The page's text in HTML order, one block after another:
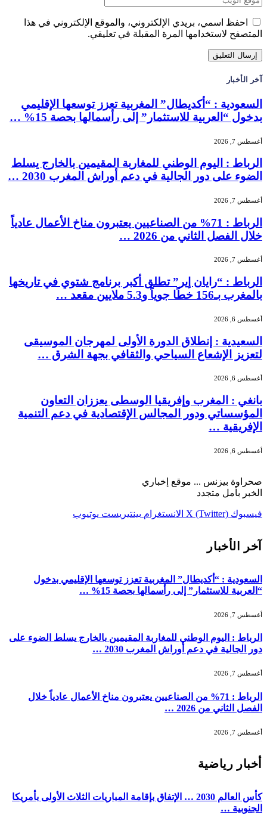
احفظ اسمي، بريدي الإلكتروني، والموقع الإلكتروني في هذا
المتصفح لاستخدامها المرة المقبلة في تعليقي.
آخر الأخبار
السعودية : “أكديطال” المغربية تعزز توسعها الإقليمي
بدخول “العربية للاستثمار” إلى رأسمالها بحصة 15% …
أغسطس 7, 2026
الرباط : اليوم الوطني للمغاربة المقيمين بالخارج يسلط
الضوء على دور الجالية في دعم أوراش المغرب 2030 …
أغسطس 7, 2026
الرباط : 71% من الصناعيين يعتبرون مناخ الأعمال عادياً
خلال الفصل الثاني من 2026 …
أغسطس 7, 2026
الرباط : “رايان إير” تطلق أكبر برنامج شتوي في تاريخها
بالمغرب بـ156 خطًا جوياً و5.3 ملايين مقعد …
أغسطس 6, 2026
السعيدية : إنطلاق الدورة الأولى لمهرجان الموسيقى
لتعزيز الإشعاع السياحي والثقافي بجهة الشرق …
أغسطس 6, 2026
بانغي : المغرب وإفريقيا الوسطى يعززان التعاون
المؤسساتي ودور المجالس الإقتصادية في دعم التنمية
الإفريقية …
أغسطس 6, 2026
صحراوة بيزنس ... موقع إخباري
الخبر بأمل متجدد
فيسبوك X (Twitter) الانستغرام بينتيريست يوتيوب
آخر الأخبار
السعودية : “أكديطال” المغربية تعزز توسعها الإقليمي بدخول
“العربية للاستثمار” إلى رأسمالها بحصة 15% …
أغسطس 7, 2026
الرباط : اليوم الوطني للمغاربة المقيمين بالخارج يسلط الضوء على
دور الجالية في دعم أوراش المغرب 2030 …
أغسطس 7, 2026
الرباط : 71% من الصناعيين يعتبرون مناخ الأعمال عادياً خلال
الفصل الثاني من 2026 …
أغسطس 7, 2026
أخبار رياضية
كأس العالم 2030 … الإتفاق بإقامة المباريات الثلاث الأولى بأمريكا
الجنوبية …